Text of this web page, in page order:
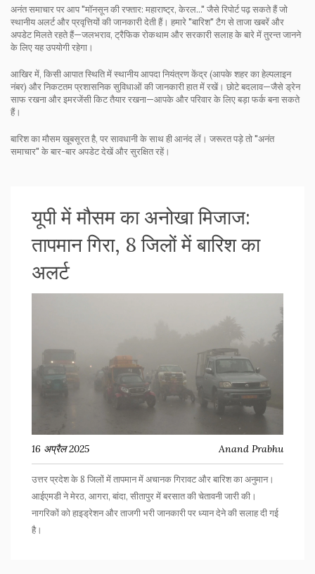
अनंत समाचार पर आप "मॉनसून की रफ्तार: महाराष्ट्र, केरल..." जैसे रिपोर्ट पढ़ सकते हैं जो
स्थानीय अलर्ट और प्रवृत्तियों की जानकारी देती हैं। हमारे "बारिश" टैग से ताजा खबरें और
अपडेट मिलते रहते हैं—जलभराव, ट्रैफिक रोकथाम और सरकारी सलाह के बारे में तुरन्त जानने
के लिए यह उपयोगी रहेगा।
आखिर में, किसी आपात स्थिति में स्थानीय आपदा नियंत्रण केंद्र (आपके शहर का हेल्पलाइन
नंबर) और निकटतम प्रशासनिक सुविधाओं की जानकारी हात में रखें। छोटे बदलाव—जैसे ड्रेन
साफ रखना और इमरजेंसी किट तैयार रखना—आपके और परिवार के लिए बड़ा फर्क बना सकते
हैं।
बारिश का मौसम खूबसूरत है, पर सावधानी के साथ ही आनंद लें। जरूरत पड़े तो "अनंत
समाचार" के बार-बार अपडेट देखें और सुरक्षित रहें।
यूपी में मौसम का अनोखा मिजाज:
तापमान गिरा, 8 जिलों में बारिश का
अलर्ट
16 अप्रैल 2025 Anand Prabhu
उत्तर प्रदेश के 8 जिलों में तापमान में अचानक गिरावट और बारिश का अनुमान।
आईएमडी ने मेरठ, आगरा, बांदा, सीतापुर में बरसात की चेतावनी जारी की।
नागरिकों को हाइड्रेशन और ताजगी भरी जानकारी पर ध्यान देने की सलाह दी गई
है।